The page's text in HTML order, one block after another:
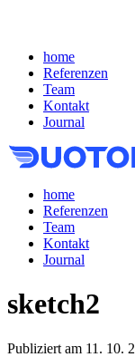
home
Referenzen
Team
Kontakt
Journal
home
Referenzen
Team
Kontakt
Journal
sketch2
Publiziert am 11. 10.